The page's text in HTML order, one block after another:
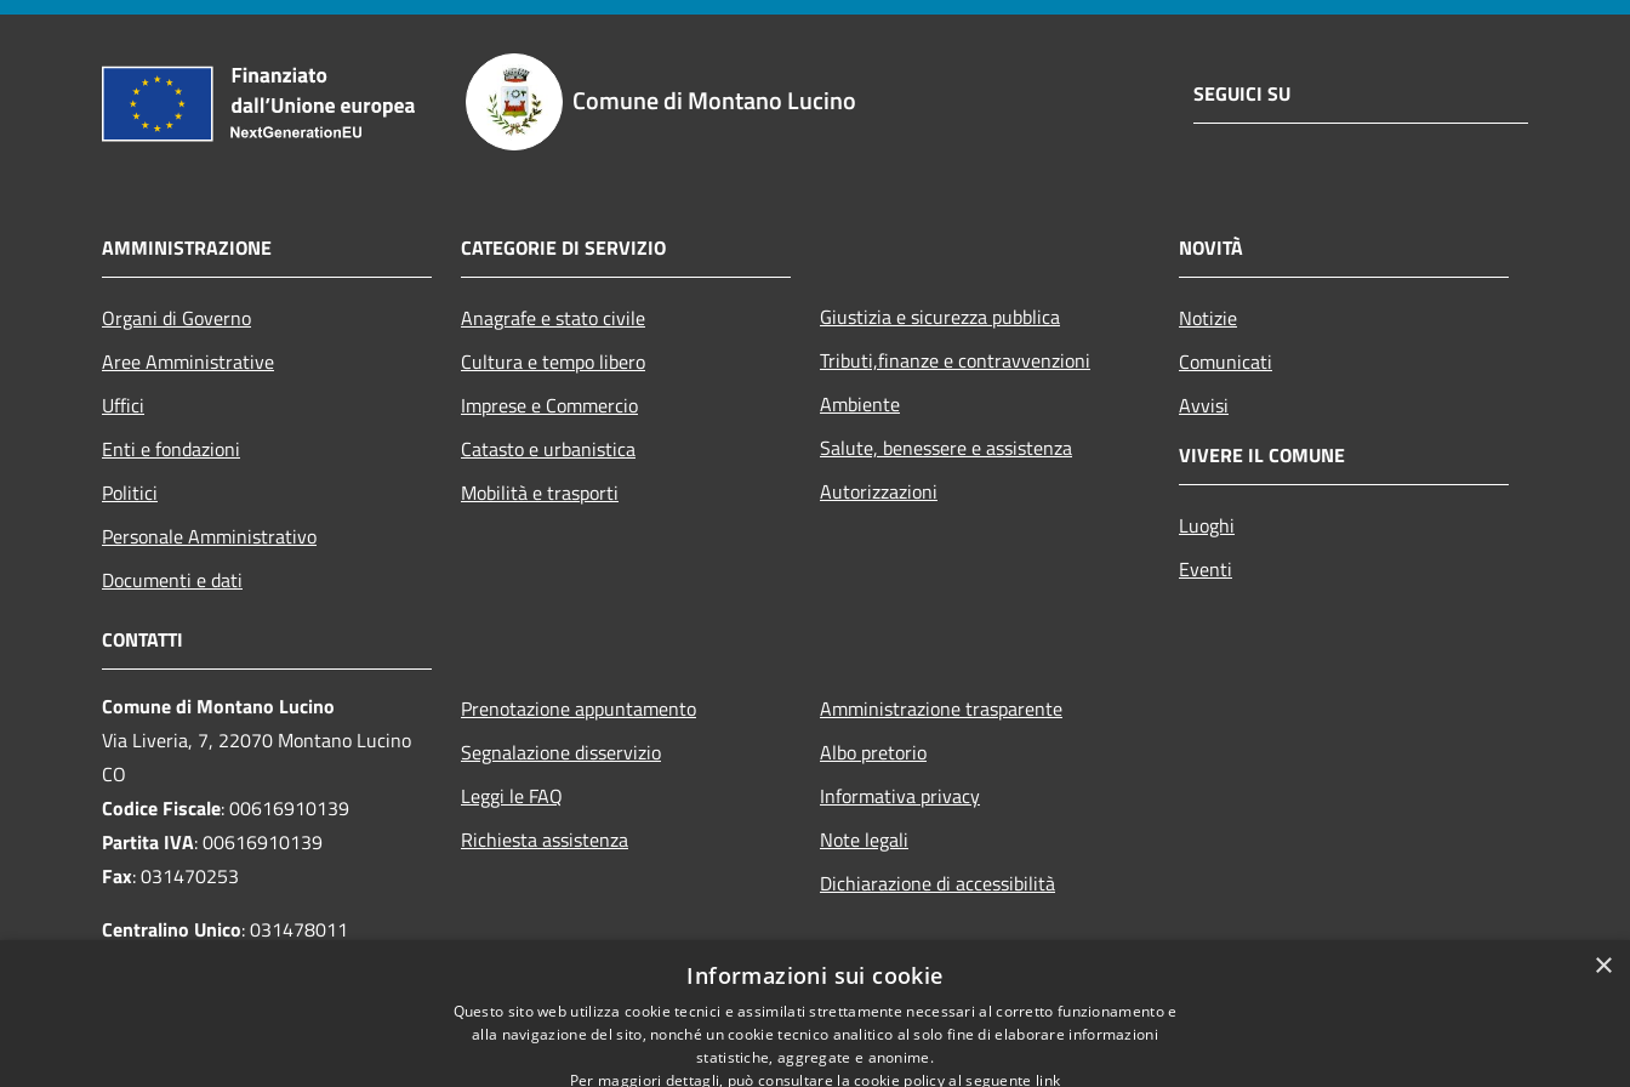
Comune di Montano Lucino SEGUICI SU
AMMINISTRAZIONE
Organi di Governo
Aree Amministrative
Uffici
Enti e fondazioni
Politici
Personale Amministrativo
Documenti e dati
CATEGORIE DI SERVIZIO
Anagrafe e stato civile
Cultura e tempo libero
Imprese e Commercio
Catasto e urbanistica
Mobilità e trasporti
Giustizia e sicurezza pubblica
Tributi,finanze e contravvenzioni
Ambiente
Salute, benessere e assistenza
Autorizzazioni
NOVITÀ
Notizie
Comunicati
Avvisi
VIVERE IL COMUNE
Luoghi
Eventi
CONTATTI
Comune di Montano Lucino
Via Liveria, 7, 22070 Montano Lucino
CO
Codice Fiscale: 00616910139
Partita IVA: 00616910139
Fax: 031470253
Centralino Unico: 031478011
Prenotazione appuntamento
Segnalazione disservizio
Leggi le FAQ
Richiesta assistenza
Amministrazione trasparente
Albo pretorio
Informativa privacy
Note legali
Dichiarazione di accessibilità
×
Informazioni sui cookie
Questo sito web utilizza cookie tecnici e assimilati strettamente necessari al corretto funzionamento e
alla navigazione del sito, nonché un cookie tecnico analitico al solo fine di elaborare informazioni
statistiche, aggregate e anonime.
Per maggiori dettagli, può consultare la cookie policy al seguente link